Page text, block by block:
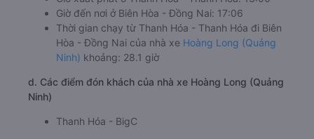
Giờ đến nơi ở Biên Hòa - Đồng Nai: 17:06
Thời gian chạy từ Thanh Hóa - Thanh Hóa đi Biên
Hòa - Đồng Nai của nhà xe Hoàng Long (Quảng
Ninh) khoảng: 28.1 giờ
d. Các điểm đón khách của nhà xe Hoàng Long (Quảng
Ninh)
Thanh Hóa - BigC